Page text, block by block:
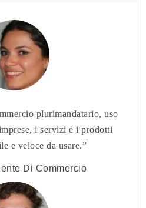
plurimandatario, uso
i servizi e i prodotti
e veloce da usare.
Di Commercio